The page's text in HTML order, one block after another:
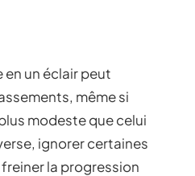
en un éclair peut
même si
modeste que celui
ignorer certaines
la progression